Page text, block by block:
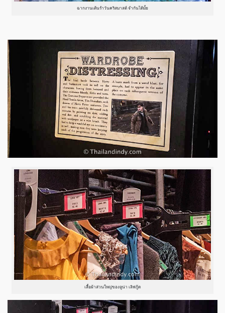
ฉากงานเต้นรำวันคริสมาสต์ จำกันได้มั้ย
เสื้อผ้าส่วนใหญ่ของลูน่า เลิฟกู้ด